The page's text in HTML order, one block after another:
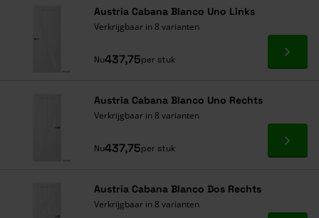
Austria Cabana Blanco Uno Links
Verkrijgbaar in 8 varianten
Nu437,75per stuk Ga
Austria Cabana Blanco Uno Rechts
Verkrijgbaar in 8 varianten
Nu437,75per stuk Ga
Austria Cabana Blanco Dos Rechts
Verkrijgbaar in 8 varianten